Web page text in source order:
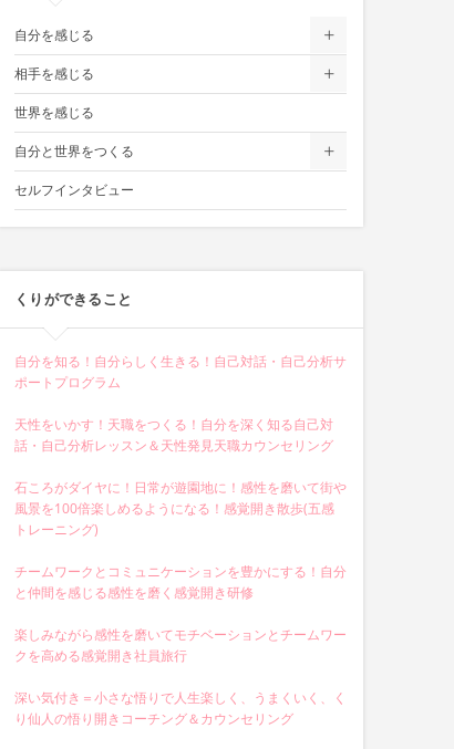
自分を感じる
相手を感じる
世界を感じる
自分と世界をつくる
セルフインタビュー
くりができること
自分を知る！自分らしく生きる！自己対話・自己分析サ
ポートプログラム
天性をいかす！天職をつくる！自分を深く知る自己対
話・自己分析レッスン＆天性発見天職カウンセリング
石ころがダイヤに！日常が遊園地に！感性を磨いて街や
風景を100倍楽しめるようになる！感覚開き散歩(五感
トレーニング)
チームワークとコミュニケーションを豊かにする！自分
と仲間を感じる感性を磨く感覚開き研修
楽しみながら感性を磨いてモチベーションとチームワー
クを高める感覚開き社員旅行
深い気付き＝小さな悟りで人生楽しく、うまくいく、く
り仙人の悟り開きコーチング＆カウンセリング